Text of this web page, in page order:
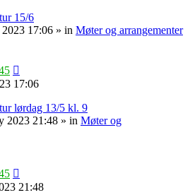
15/6
2023 17:06 » in Møter og arrangementer
17:06
lørdag 13/5 kl. 9
2023 21:48 » in Møter og
21:48